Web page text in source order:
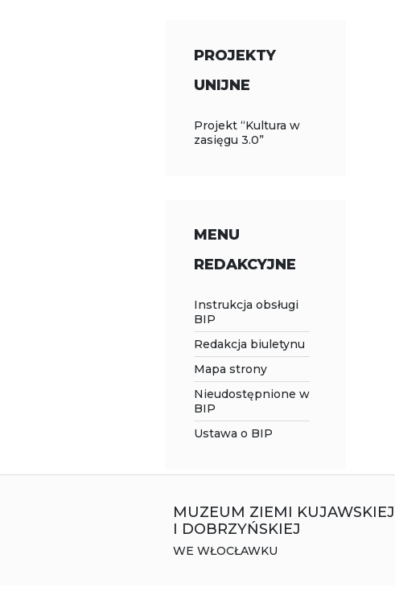
PROJEKTY
UNIJNE
Projekt “Kultura w
zasięgu 3.0”
MENU
REDAKCYJNE
Instrukcja obsługi
BIP
Redakcja biuletynu
Mapa strony
Nieudostępnione w
BIP
Ustawa o BIP
MUZEUM ZIEMI KUJAWSKIEJ
I DOBRZYŃSKIEJ
WE WŁOCŁAWKU